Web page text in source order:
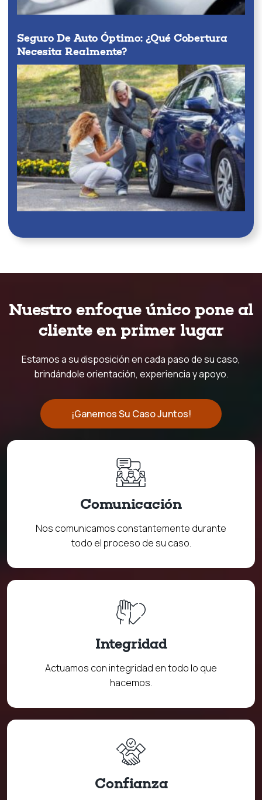
Seguro De Auto Óptimo: ¿qué Cobertura
Necesita Realmente?
Nuestro enfoque único pone al
cliente en primer lugar
Estamos a su disposición en cada paso de su caso,
brindándole orientación, experiencia y apoyo.
¡Ganemos Su Caso Juntos!
Comunicación
Nos comunicamos constantemente durante
todo el proceso de su caso.
Integridad
Actuamos con integridad en todo lo que
hacemos.
Confianza